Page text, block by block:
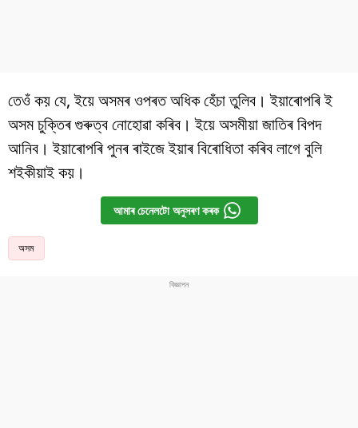
তেওঁ কয় যে, ইয়ে অসমৰ ওপৰত অধিক হেঁচা তুলিব। ইয়াৰোপৰি ই
অসম চুক্তিৰ গুৰুত্ব নোহোৱা কৰিব। ইয়ে অসমীয়া জাতিৰ বিপদ
আনিব। ইয়াৰোপৰি পুনৰ ৰাইজে ইয়াৰ বিৰোধিতা কৰিব লাগে বুলি
শইকীয়াই কয়।
আমাৰ চেনেলটো অনুসৰণ কৰক
অসম